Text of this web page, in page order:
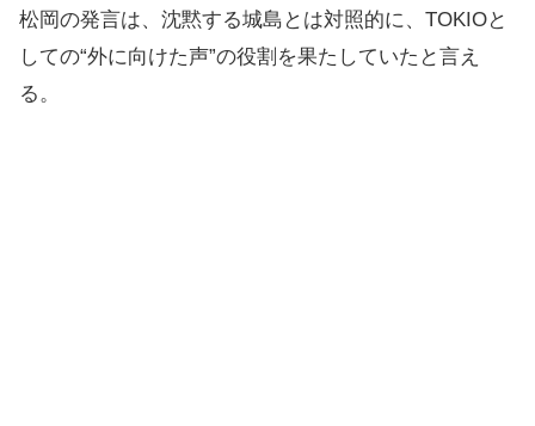
松岡の発言は、沈黙する城島とは対照的に、TOKIOと
しての“外に向けた声”の役割を果たしていたと言え
る。